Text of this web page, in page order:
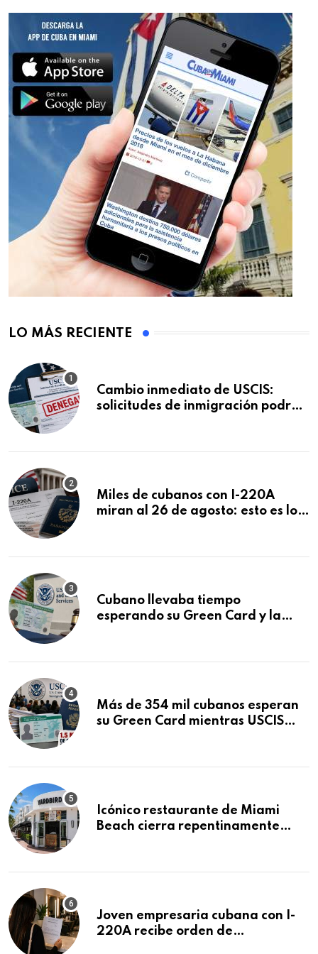
LO MÁS RECIENTE
Cambio inmediato de USCIS:
solicitudes de inmigración podrán
Miles de cubanos con I-220A
miran al 26 de agosto: esto es lo
Cubano llevaba tiempo
esperando su Green Card y la
Más de 354 mil cubanos esperan
su Green Card mientras USCIS
Icónico restaurante de Miami
Beach cierra repentinamente
Joven empresaria cubana con I-
220A recibe orden de